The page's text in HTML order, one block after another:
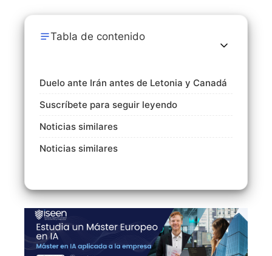
Tabla de contenido
Duelo ante Irán antes de Letonia y Canadá
Suscríbete para seguir leyendo
Noticias similares
Noticias similares